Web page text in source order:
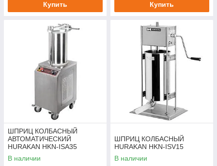
Купить Купить
ШПРИЦ КОЛБАСНЫЙ
АВТОМАТИЧЕСКИЙ
HURAKAN HKN-ISA35
В наличии
ШПРИЦ КОЛБАСНЫЙ
HURAKAN HKN-ISV15
В наличии